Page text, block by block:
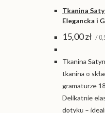
Tkanina
Elegancka i
15,00zł /
Tkanina
tkanina o
gramaturze
Delikatnie
dotyku –